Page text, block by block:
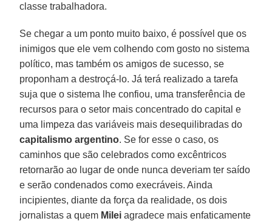
classe trabalhadora.
Se chegar a um ponto muito baixo, é possível que os
inimigos que ele vem colhendo com gosto no sistema
político, mas também os amigos de sucesso, se
proponham a destroçá-lo. Já terá realizado a tarefa
suja que o sistema lhe confiou, uma transferência de
recursos para o setor mais concentrado do capital e
uma limpeza das variáveis mais desequilibradas do
capitalismo argentino. Se for esse o caso, os
caminhos que são celebrados como excêntricos
retornarão ao lugar de onde nunca deveriam ter saído
e serão condenados como execráveis. Ainda
incipientes, diante da força da realidade, os dois
jornalistas a quem Milei agradece mais enfaticamente